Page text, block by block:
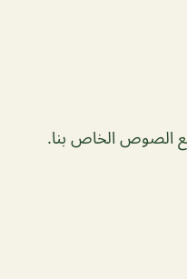
الصوص الخاص بنا.